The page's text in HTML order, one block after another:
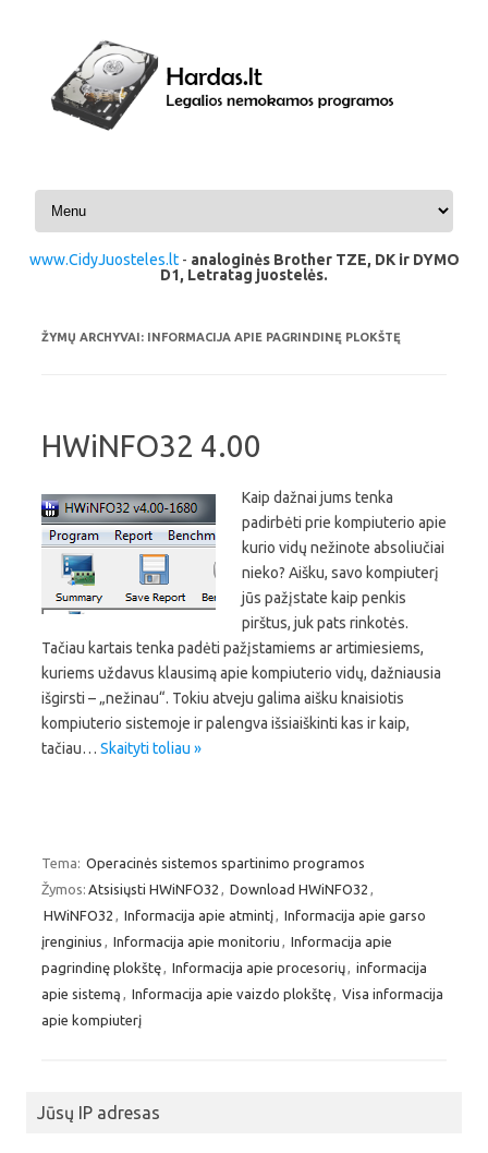
Pereiti prie turinio
www.CidyJuosteles.lt- analoginės Brother TZE, DK ir DYMO
D1, Letratag juostelės.
ŽYMŲ ARCHYVAI: INFORMACIJA APIE PAGRINDINĘ PLOKŠTĘ
HWiNFO32 4.00
Kaip dažnai jums tenka
padirbėti prie kompiuterio apie
kurio vidų nežinote absoliučiai
nieko? Aišku, savo kompiuterį
jūs pažįstate kaip penkis
pirštus, juk pats rinkotės.
Tačiau kartais tenka padėti pažįstamiems ar artimiesiems,
kuriems uždavus klausimą apie kompiuterio vidų, dažniausia
išgirsti – „nežinau“. Tokiu atveju galima aišku knaisiotis
kompiuterio sistemoje ir palengva išsiaiškinti kas ir kaip,
tačiau… Skaityti toliau »
Tema: Operacinės sistemos spartinimo programos
Žymos: Atsisiųsti HWiNFO32 Download HWiNFO32
HWiNFO32
Informacija apie atmintį
Informacija apie garso
įrenginius
Informacija apie monitoriu
Informacija apie
pagrindinę plokštę
Informacija apie procesorių
informacija
apie sistemą
Informacija apie vaizdo plokštę
Visa informacija
apie kompiuterį
Jūsų IP adresas